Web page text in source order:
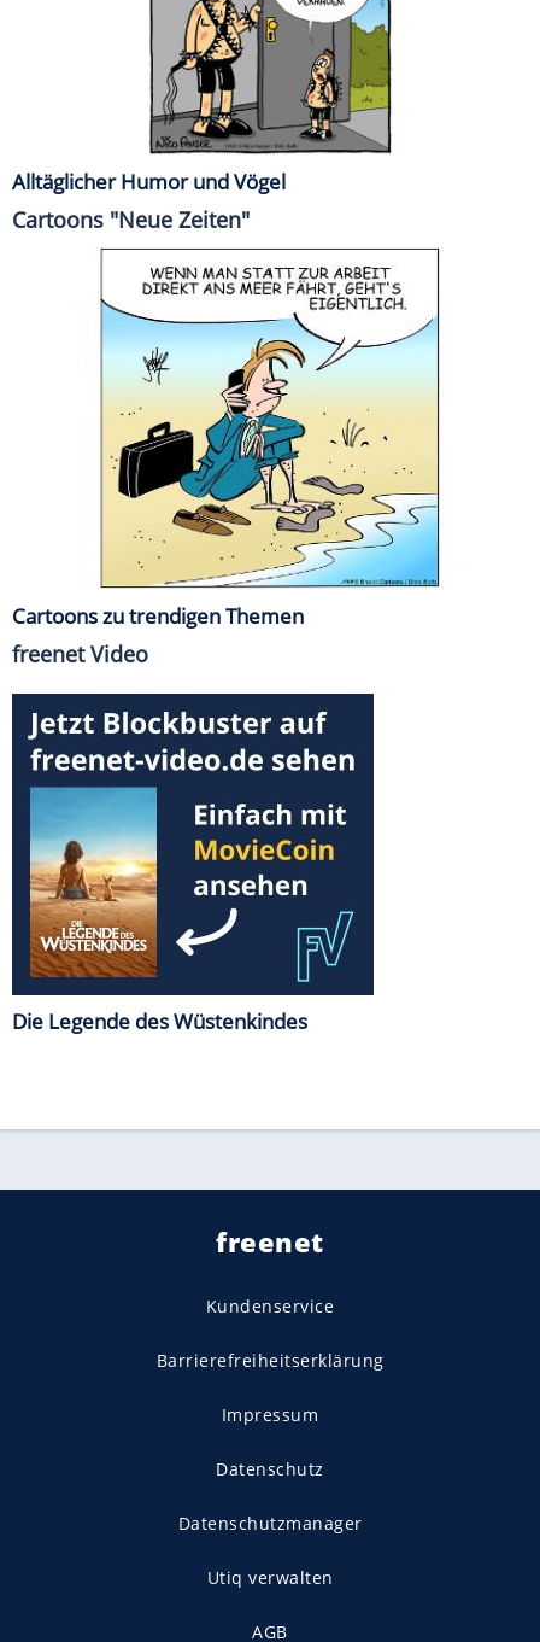
Alltäglicher Humor und Vögel
Cartoons "Neue Zeiten"
Cartoons zu trendigen Themen
freenet Video
Die Legende des Wüstenkindes
freenet
Kundenservice
Barrierefreiheitserklärung
Impressum
Datenschutz
Datenschutzmanager
Utiq verwalten
AGB